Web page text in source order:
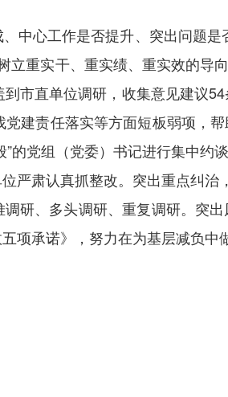
中心工作是否提升、突出问题
立重实干、重实绩、重实效的导
市直单位调研，收集意见建议
建责任落实等方面短板弱项，
的党组（党委）书记进行集中
严肃认真抓整改。突出重点纠
研、多头调研、重复调研。突
项承诺》，努力在为基层减负中